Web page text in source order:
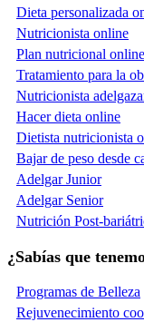
Dieta personalizada
Nutricionista online
Plan nutricional online
Tratamiento para la
Nutricionista
Hacer dieta online
Dietista nutricionista
Bajar de peso desde
Adelgar Junior
Adelgar Senior
Nutrición Post-
¿Sabías que
Programas de Belleza
Rejuvenecimiento